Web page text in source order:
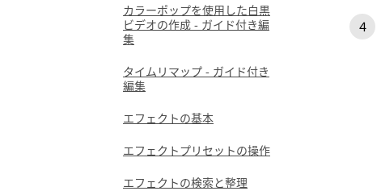
カラーポップを使用した白黒
ビデオの作成 - ガイド付き編
集
タイムリマップ - ガイド付き
編集
エフェクトの基本
エフェクトプリセットの操作
エフェクトの検索と整理